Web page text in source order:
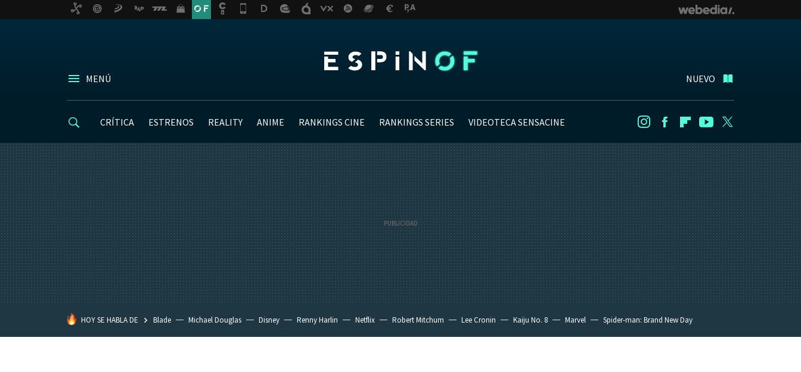
MENÚ NUEVO
CRÍTICA ESTRENOS REALITY ANIME RANKINGS CINE RANKINGS SERIES VIDEOTECA SENSACINE InstagramFacebookFlipboard
Youtube
HOY SE HABLA DE Blade Michael Douglas Disney Renny Harlin Netflix Robert Mitchum Lee Cronin Kaiju No. 8 Marvel Spider-man: Brand New Day